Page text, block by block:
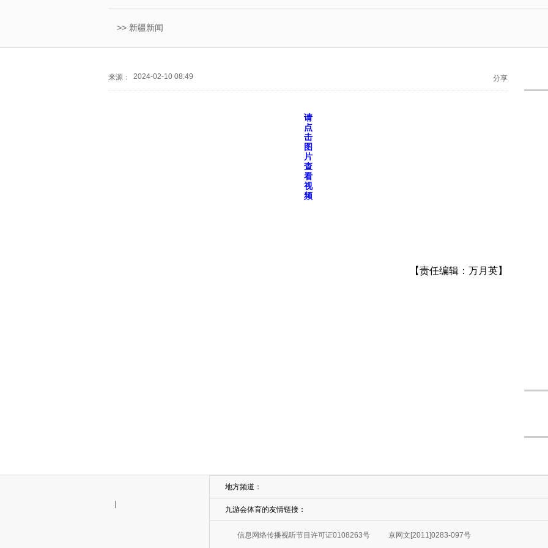
>> 新疆新闻
来源： 2024-02-10 08:49 分享
请
点
击
图
片
查
看
视
频
【责任编辑：万月英】
地方频道：
九游会体育的友情链接：
信息网络传播视听节目许可证0108263号 京网文[2011]0283-097号